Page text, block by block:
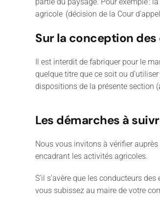
agricole (décision de la Cour
Sur la conception
Il est interdit de fabriquer pour le
quelque titre que ce soit ou
dispositions de la présente section (
Les démarches à
Nous vous invitons à vérifier
encadrant les activités agricoles.
S’il s’avère que les conducteurs
vous subissez au maire de votre